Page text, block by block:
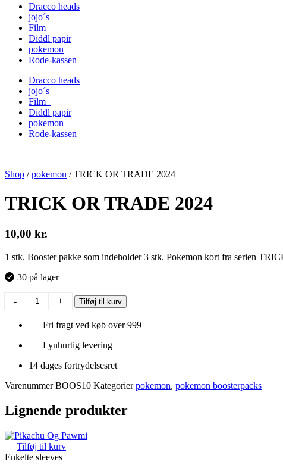
Dracco heads
jojo´s
Film
Diddl papir
pokemon
Rode-kassen
Dracco heads
jojo´s
Film
Diddl papir
pokemon
Rode-kassen
Shop /pokemon /TRICK OR TRADE 2024
TRICK OR TRADE 2024
10,00 kr.
1 stk. Booster pakke som indeholder 3 stk. Pokemon kort fra serien
30 på lager
-
2024
+ Tilføj til kurv
Fri fragt ved køb over 999
Lynhurtig levering
14 dages fortrydelsesret
VarenummerBOOS10 Kategorier pokemon, pokemon boosterpacks
Lignende produkter
Tilføj til kurv
Enkelte sleeves